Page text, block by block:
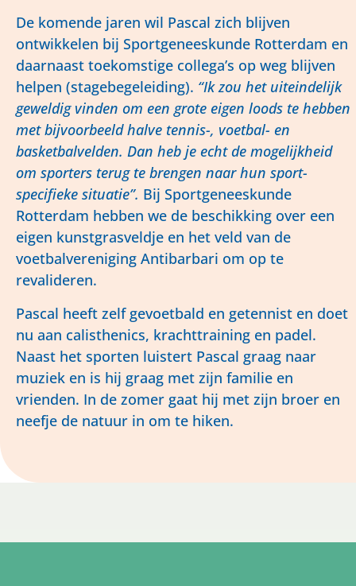
De komende jaren wil Pascal zich blijven
ontwikkelen bij Sportgeneeskunde Rotterdam en
daarnaast toekomstige collega’s op weg blijven
helpen (stagebegeleiding). “Ik zou het uiteindelijk
geweldig vinden om een grote eigen loods te hebben
met bijvoorbeeld halve tennis-, voetbal- en
basketbalvelden. Dan heb je echt de mogelijkheid
om sporters terug te brengen naar hun sport-
specifieke situatie”. Bij Sportgeneeskunde
Rotterdam hebben we de beschikking over een
eigen kunstgrasveldje en het veld van de
voetbalvereniging Antibarbari om op te
revalideren.
Pascal heeft zelf gevoetbald en getennist en doet
nu aan calisthenics, krachttraining en padel.
Naast het sporten luistert Pascal graag naar
muziek en is hij graag met zijn familie en
vrienden. In de zomer gaat hij met zijn broer en
neefje de natuur in om te hiken.